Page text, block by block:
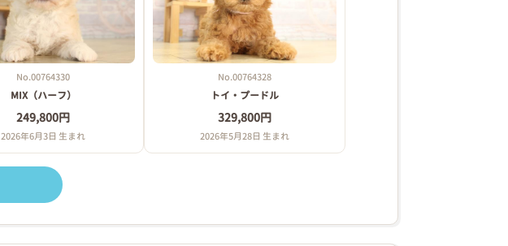
No.00764330
MIX（ハーフ）
249,800円
2026年6月3日 生まれ
No.00764328
トイ・プードル
329,800円
2026年5月28日 生まれ